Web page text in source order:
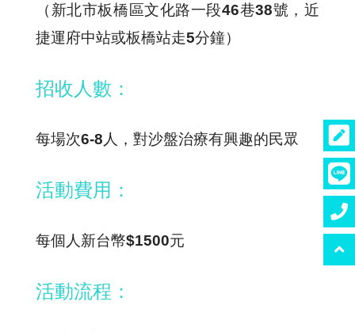
（新北市板橋區文化路一段46巷38號，近
捷運府中站或板橋站走5分鐘）
招收人數：
每場次6-8人，對沙盤治療有興趣的民眾
活動費用：
每個人新台幣$1500元
活動流程：